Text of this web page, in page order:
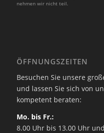
nehmen wir nicht teil.
ÖFFNUNGSZEITEN
Besuchen Sie unsere
und lassen Sie sich von
kompetent beraten:
Mo. bis Fr.:
8.00 Uhr bis 13.00 Uhr und